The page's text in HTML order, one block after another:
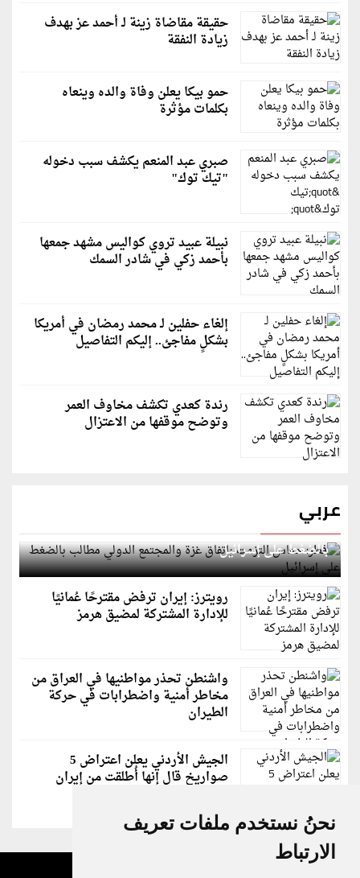
نحنُ نستخدم ملفات تعريف
الارتباط
حقيقة مقاضاة زينة لـ أحمد عز بهدف
زيادة النفقة
حمو بيكا يعلن وفاة والده وينعاه
بكلمات مؤثرة
صبري عبد المنعم يكشف سبب دخوله
"تيك توك"
نبيلة عبيد تروي كواليس مشهد جمعها
بأحمد زكي في شادر السمك
إلغاء حفلين لـ محمد رمضان في أمريكا
بشكلٍ مفاجئ.. إليكم التفاصيل
رندة كعدي تكشف مخاوف العمر
وتوضح موقفها من الاعتزال
عربي
قطر: حماس التزمت باتفاق غزة والمجتمع الدولي مطالب
بالضغط على إسرائيل
رويترز: إيران ترفض مقترحًا عُمانيًا
للإدارة المشتركة لمضيق هرمز
واشنطن تحذر مواطنيها في العراق من
مخاطر أمنية واضطرابات في حركة
الطيران
الجيش الأردني يعلن اعتراض 5
صواريخ قال إنها أُطلقت من إيران